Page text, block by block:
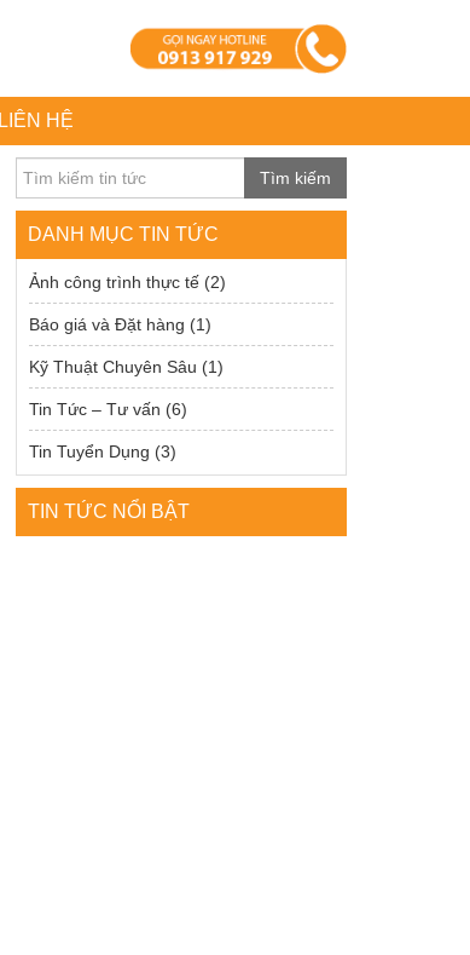
LIÊN HỆ
Tìm kiếm
DANH MỤC TIN TỨC
Ảnh công trình thực tế (2)
Báo giá và Đặt hàng (1)
Kỹ Thuật Chuyên Sâu (1)
Tin Tức – Tư vấn (6)
Tin Tuyển Dụng (3)
TIN TỨC NỔI BẬT